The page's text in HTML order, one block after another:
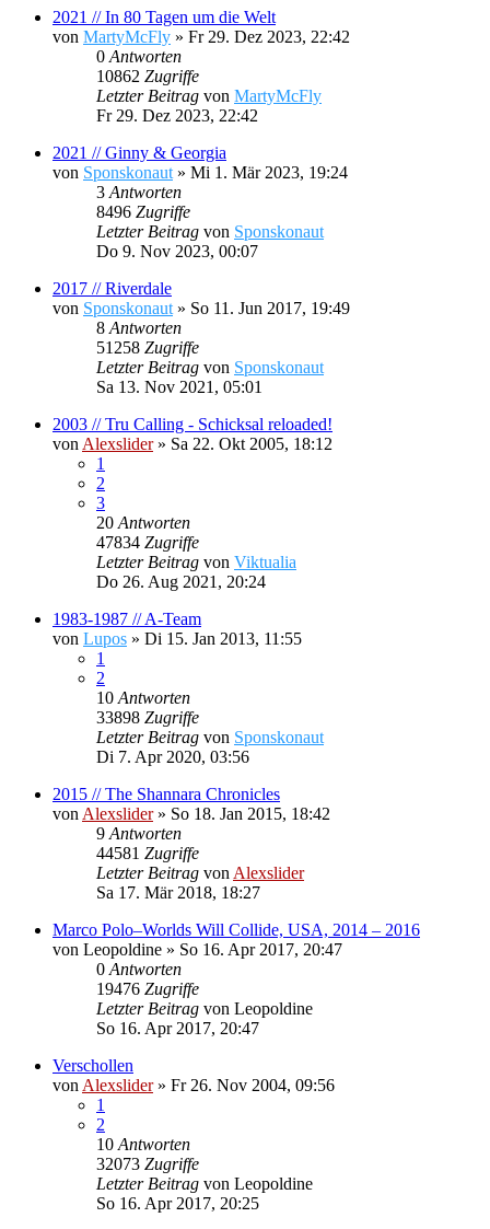
2021 // In 80 Tagen um die Welt
von MartyMcFly » Fr 29. Dez 2023, 22:42
0 Antworten
10862 Zugriffe
Letzter Beitrag von MartyMcFly
Fr 29. Dez 2023, 22:42
2021 // Ginny & Georgia
von Sponskonaut » Mi 1. Mär 2023, 19:24
3 Antworten
8496 Zugriffe
Letzter Beitrag von Sponskonaut
Do 9. Nov 2023, 00:07
2017 // Riverdale
von Sponskonaut » So 11. Jun 2017, 19:49
8 Antworten
51258 Zugriffe
Letzter Beitrag von Sponskonaut
Sa 13. Nov 2021, 05:01
2003 // Tru Calling - Schicksal reloaded!
von Alexslider» Sa 22. Okt 2005, 18:12
1
2
3
20 Antworten
47834 Zugriffe
Letzter Beitrag von Viktualia
Do 26. Aug 2021, 20:24
1983-1987 // A-Team
von Lupos » Di 15. Jan 2013, 11:55
1
2
10 Antworten
33898 Zugriffe
Letzter Beitrag von Sponskonaut
Di 7. Apr 2020, 03:56
2015 // The Shannara Chronicles
von Alexslider» So 18. Jan 2015, 18:42
9 Antworten
44581 Zugriffe
Letzter Beitrag von Alexslider
Sa 17. Mär 2018, 18:27
Marco Polo–Worlds Will Collide, USA, 2014 – 2016
von Leopoldine » So 16. Apr 2017, 20:47
0 Antworten
19476 Zugriffe
Letzter Beitrag von Leopoldine
So 16. Apr 2017, 20:47
Verschollen
von Alexslider» Fr 26. Nov 2004, 09:56
1
2
10 Antworten
32073 Zugriffe
Letzter Beitrag von Leopoldine
So 16. Apr 2017, 20:25